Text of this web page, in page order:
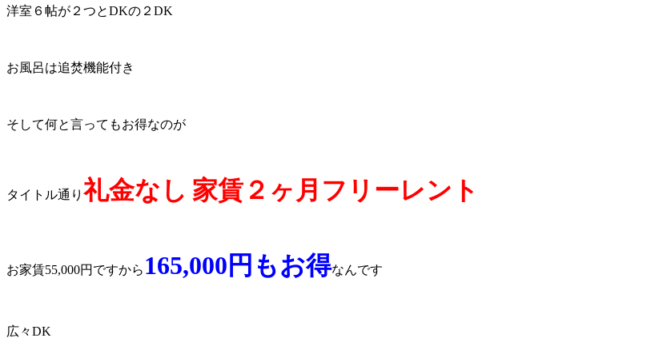
洋室６帖が２つとDKの２DK
お風呂は追焚機能付き
そして何と言ってもお得なのが
タイトル通り 礼金なし 家賃２ヶ月フリーレント
お家賃55,000円ですから 165,000円もお得なんです
広々DK